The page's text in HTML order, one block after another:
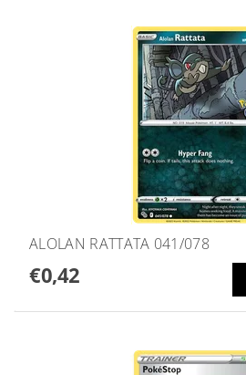
ALOLAN RATTATA 041/078
€0,42